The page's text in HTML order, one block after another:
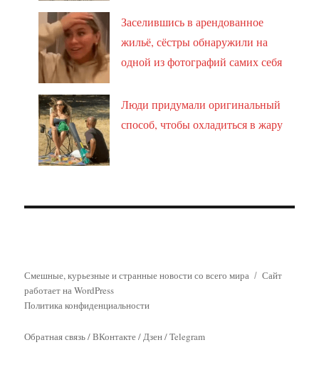
Заселившись в арендованное
жильё, сёстры обнаружили на
одной из фотографий самих себя
Люди придумали оригинальный
способ, чтобы охладиться в жару
Смешные, курьезные и странные новости со всего мира
Сайт
работает на WordPress
Политика конфиденциальности
Обратная связь/ВКонтакте/Дзен/Telegram